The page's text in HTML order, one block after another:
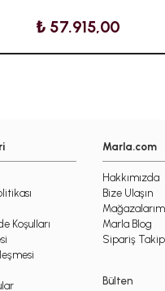
₺ 57.915,00
Koşulları
Marla.com
Hakkımızda
Bize Ulaşın
Marla Blog
Sipariş Takip
Bülten